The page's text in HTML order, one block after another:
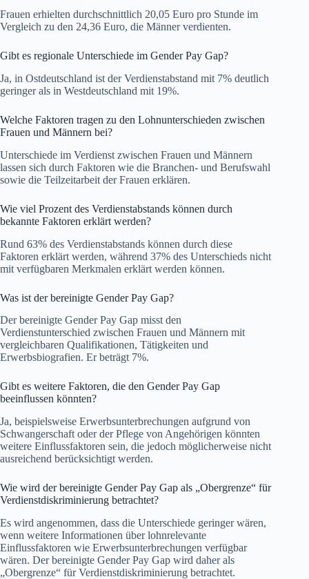
Frauen erhielten durchschnittlich 20,05 Euro pro Stunde im
Vergleich zu den 24,36 Euro, die Männer verdienten.
Gibt es regionale Unterschiede im Gender Pay Gap?
Ja, in Ostdeutschland ist der Verdienstabstand mit 7% deutlich
geringer als in Westdeutschland mit 19%.
Welche Faktoren tragen zu den Lohnunterschieden zwischen
Frauen und Männern bei?
Unterschiede im Verdienst zwischen Frauen und Männern
lassen sich durch Faktoren wie die Branchen- und Berufswahl
sowie die Teilzeitarbeit der Frauen erklären.
Wie viel Prozent des Verdienstabstands können durch
bekannte Faktoren erklärt werden?
Rund 63% des Verdienstabstands können durch diese
Faktoren erklärt werden, während 37% des Unterschieds nicht
mit verfügbaren Merkmalen erklärt werden können.
Was ist der bereinigte Gender Pay Gap?
Der bereinigte Gender Pay Gap misst den
Verdienstunterschied zwischen Frauen und Männern mit
vergleichbaren Qualifikationen, Tätigkeiten und
Erwerbsbiografien. Er beträgt 7%.
Gibt es weitere Faktoren, die den Gender Pay Gap
beeinflussen könnten?
Ja, beispielsweise Erwerbsunterbrechungen aufgrund von
Schwangerschaft oder der Pflege von Angehörigen könnten
weitere Einflussfaktoren sein, die jedoch möglicherweise nicht
ausreichend berücksichtigt werden.
Wie wird der bereinigte Gender Pay Gap als „Obergrenze“ für
Verdienstdiskriminierung betrachtet?
Es wird angenommen, dass die Unterschiede geringer wären,
wenn weitere Informationen über lohnrelevante
Einflussfaktoren wie Erwerbsunterbrechungen verfügbar
wären. Der bereinigte Gender Pay Gap wird daher als
„Obergrenze“ für Verdienstdiskriminierung betrachtet.